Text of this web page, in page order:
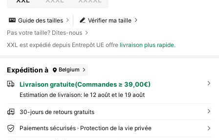
Vérifier ma taille
Guide des tailles
Pas votre taille? Dites-nous
​XXL est expédié depuis Entrepôt UE offre livraison plus rapide.
Expédition à Belgium
Livraison gratuite(Commandes ≥ 39,00€)
Estimation de livraison: le 12 août et le 19 août
30-jours de retours gratuits
Paiements sécurisés · Protection de la vie privée